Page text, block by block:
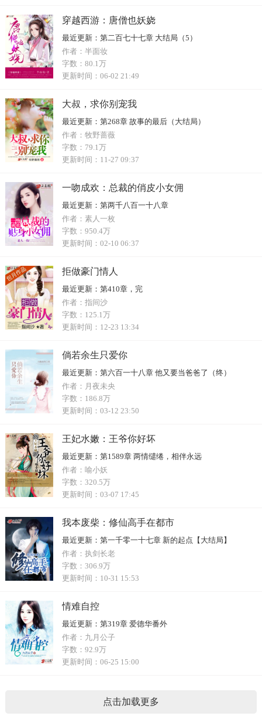
穿越西游：唐僧也妖娆
最近更新： 第二百七十七章 大结局（5）
作者： 半面妆
字数： 80.1万
更新时间： 06-02 21:49
大叔，求你别宠我
最近更新： 第268章 故事的最后（大结局）
作者： 牧野蔷薇
字数： 79.1万
更新时间： 11-27 09:37
一吻成欢：总裁的俏皮小女佣
最近更新： 第两千八百一十八章
作者： 素人一枚
字数： 950.4万
更新时间： 02-10 06:37
拒做豪门情人
最近更新： 第410章，完
作者： 指间沙
字数： 125.1万
更新时间： 12-23 13:34
倘若余生只爱你
最近更新： 第六百一十八章 他又要当爸爸了（终）
作者： 月夜未央
字数： 186.8万
更新时间： 03-12 23:50
王妃水嫩：王爷你好坏
最近更新： 第1589章 两情缱绻，相伴永远
作者： 喻小妖
字数： 320.5万
更新时间： 03-07 17:45
我本废柴：修仙高手在都市
最近更新： 第一千零一十七章 新的起点【大结局】
作者： 执剑长老
字数： 306.9万
更新时间： 10-31 15:53
情难自控
最近更新： 第319章 爱德华番外
作者： 九月公子
字数： 92.9万
更新时间： 06-25 15:00
点击加载更多